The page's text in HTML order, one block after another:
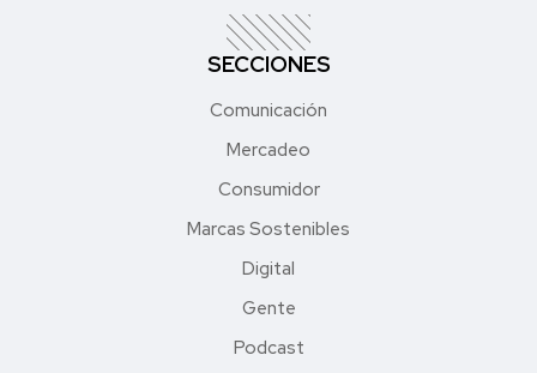
SECCIONES
Comunicación
Mercadeo
Consumidor
Marcas Sostenibles
Digital
Gente
Podcast